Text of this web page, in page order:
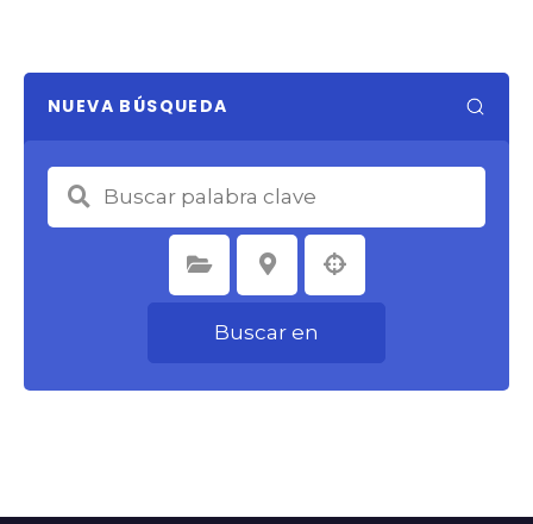
NUEVA BÚSQUEDA
Seleccione la categoría Seleccione la ubicación
Buscar en